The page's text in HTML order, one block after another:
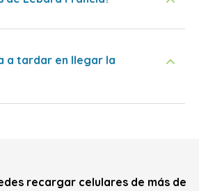
a tardar en llegar la
recargar celulares de más de